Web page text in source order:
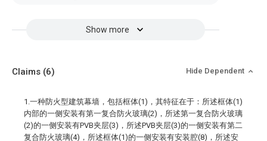
Show more
Claims (6) Hide Dependent
1.一种防火型建筑幕墙，包括框体(1)，其特征在于：所述框体(1)
内部的一侧安装有第一复合防火玻璃(2)，所述第一复合防火玻璃
(2)的一侧安装有PVB夹层(3)，所述PVB夹层(3)的一侧安装有第二
复合防火玻璃(4)，所述框体(1)的一侧安装有安装腔(8)，所述安